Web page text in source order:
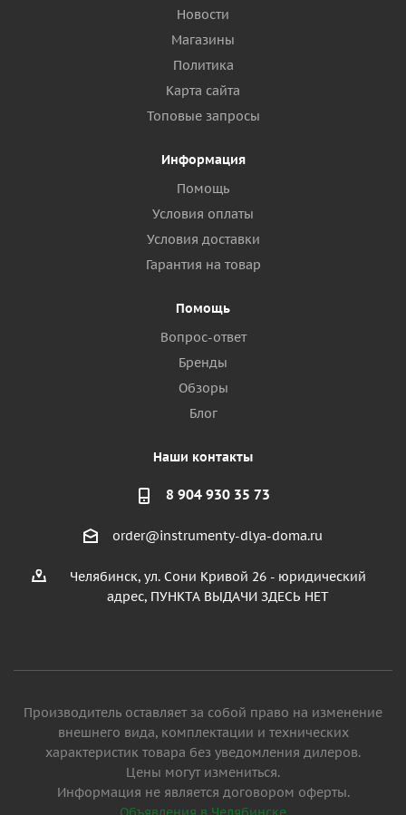
Новости
Магазины
Политика
Карта сайта
Топовые запросы
Информация
Помощь
Условия оплаты
Условия доставки
Гарантия на товар
Помощь
Вопрос-ответ
Бренды
Обзоры
Блог
Наши контакты
8 904 930 35 73
order@instrumenty-dlya-doma.ru
Челябинск, ул. Сони Кривой 26 - юридический
адрес, ПУНКТА ВЫДАЧИ ЗДЕСЬ НЕТ
Производитель оставляет за собой право на изменение
внешнего вида, комплектации и технических
характеристик товара без уведомления дилеров.
Цены могут измениться.
Информация не является договором оферты.